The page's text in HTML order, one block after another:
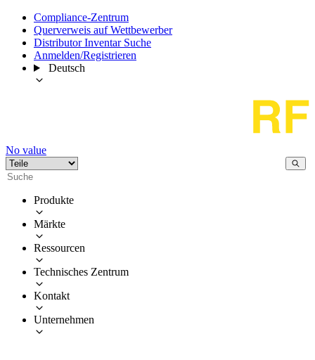
Compliance-Zentrum
Querverweis auf Wettbewerber
Distributor Inventar Suche
Anmelden/Registrieren
Deutsch
No value
Produkte
Märkte
Ressourcen
Technisches Zentrum
Kontakt
Unternehmen